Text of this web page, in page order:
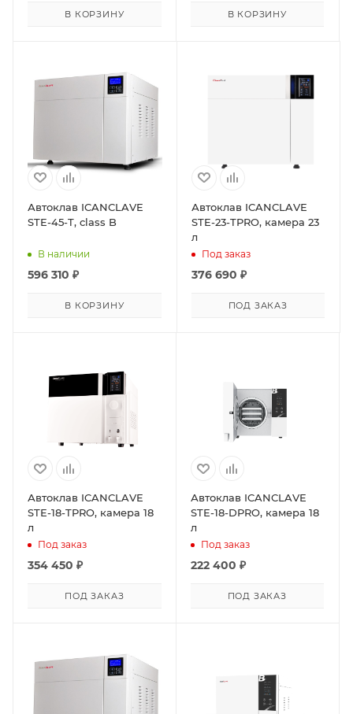
В КОРЗИНУ В КОРЗИНУ
Автоклав ICANCLAVE
STE-45-T, class B
В наличии
596 310 ₽
В КОРЗИНУ
Автоклав ICANCLAVE
STE-23-TPRO, камера 23
л
Под заказ
376 690 ₽
ПОД ЗАКАЗ
Автоклав ICANCLAVE
STE-18-TPRO, камера 18
л
Под заказ
354 450 ₽
ПОД ЗАКАЗ
Автоклав ICANCLAVE
STE-18-DPRO, камера 18
л
Под заказ
222 400 ₽
ПОД ЗАКАЗ